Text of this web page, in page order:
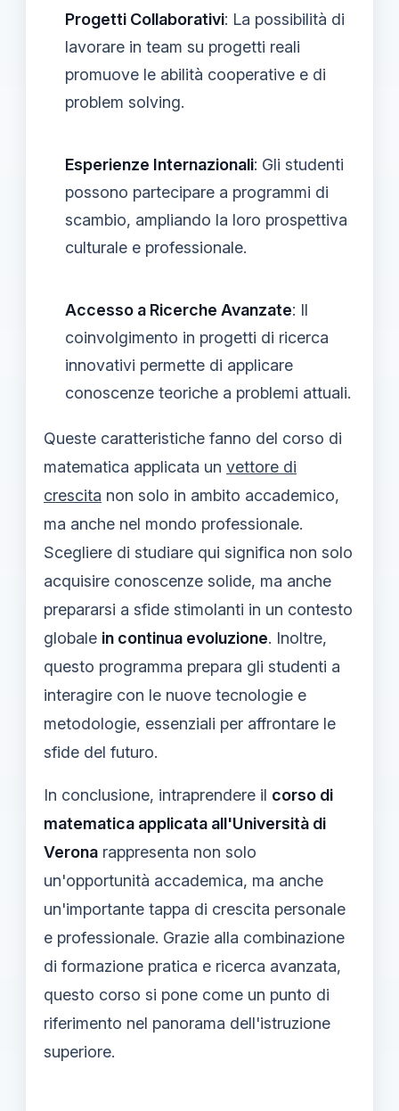
Progetti Collaborativi: La possibilità di
lavorare in team su progetti reali
promuove le abilità cooperative e di
problem solving.
Esperienze Internazionali: Gli studenti
possono partecipare a programmi di
scambio, ampliando la loro prospettiva
culturale e professionale.
Accesso a Ricerche Avanzate: Il
coinvolgimento in progetti di ricerca
innovativi permette di applicare
conoscenze teoriche a problemi attuali.
Queste caratteristiche fanno del corso di
matematica applicata un vettore di
crescita non solo in ambito accademico,
ma anche nel mondo professionale.
Scegliere di studiare qui significa non solo
acquisire conoscenze solide, ma anche
prepararsi a sfide stimolanti in un contesto
globale in continua evoluzione. Inoltre,
questo programma prepara gli studenti a
interagire con le nuove tecnologie e
metodologie, essenziali per affrontare le
sfide del futuro.
In conclusione, intraprendere il corso di
matematica applicata all'Università di
Verona rappresenta non solo
un'opportunità accademica, ma anche
un'importante tappa di crescita personale
e professionale. Grazie alla combinazione
di formazione pratica e ricerca avanzata,
questo corso si pone come un punto di
riferimento nel panorama dell'istruzione
superiore.